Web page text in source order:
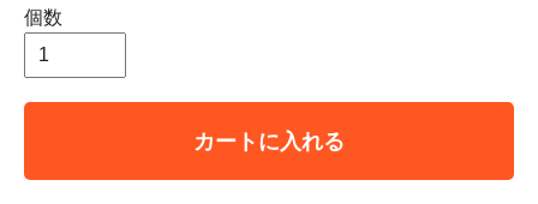
個数
カートに入れる